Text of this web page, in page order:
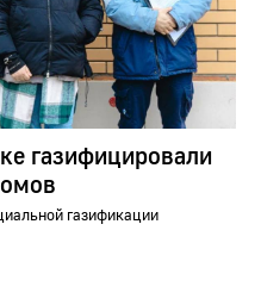
газифицировали
газификации